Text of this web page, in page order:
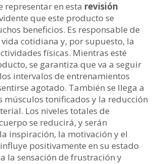
representar en esta revisión
que este producto se
beneficios. Es responsable de
cotidiana y, por supuesto, la
físicas. Mientras esté
se garantiza que va a seguir
intervalos de entrenamientos
agotado. También se llega a
músculos tonificados y la reducción
Los niveles totales de
se reducirá, y serán
inspiración, la motivación y el
positivamente en su estado
la sensación de frustración y